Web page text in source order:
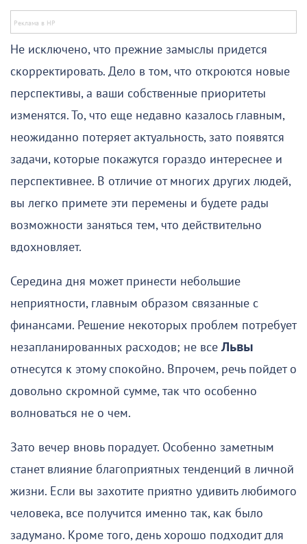
Не исключено, что прежние замыслы придется
скорректировать. Дело в том, что откроются новые
перспективы, а ваши собственные приоритеты
изменятся. То, что еще недавно казалось главным,
неожиданно потеряет актуальность, зато появятся
задачи, которые покажутся гораздо интереснее и
перспективнее. В отличие от многих других людей,
вы легко примете эти перемены и будете рады
возможности заняться тем, что действительно
вдохновляет.
Середина дня может принести небольшие
неприятности, главным образом связанные с
финансами. Решение некоторых проблем потребует
незапланированных расходов; не всеЛьвы
отнесутся к этому спокойно. Впрочем, речь пойдет о
довольно скромной сумме, так что особенно
волноваться не о чем.
Зато вечер вновь порадует. Особенно заметным
станет влияние благоприятных тенденций в личной
жизни. Если вы захотите приятно удивить любимого
человека, все получится именно так, как было
задумано. Кроме того, день хорошо подходит для